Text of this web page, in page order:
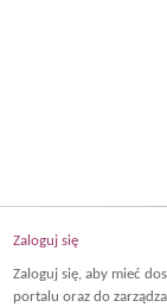
Zaloguj się
Zaloguj się, aby mieć
portalu oraz do